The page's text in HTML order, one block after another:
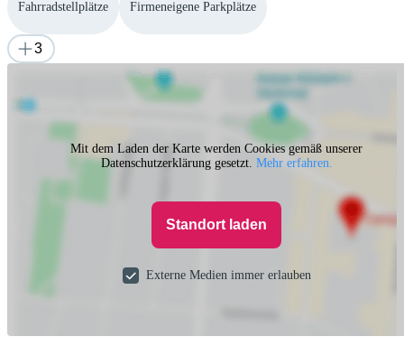
Fahrradstellplätze Firmeneigene Parkplätze
3
Mit dem Laden der Karte werden Cookies gemäß unserer
Datenschutzerklärung gesetzt. Mehr erfahren.
Standort laden
Externe Medien immer erlauben